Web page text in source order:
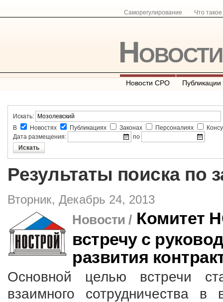
Саморегулирование Что
Новости СРО Публикации
Искать:
В
Новостях Публикациях Законах Персоналиях
Дата размещения:
по
Результаты поиска по
Вторник, Декабрь 24, 2013
Новости / Комитет
встречу с
развития
Основной целью встречи
взаимного сотрудничества